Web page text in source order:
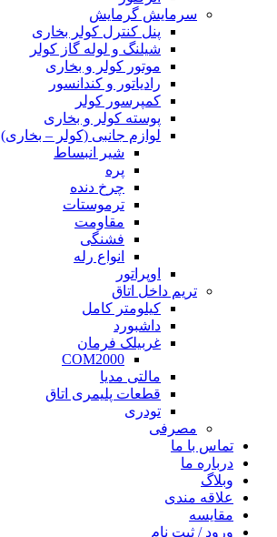
سرمایش گرمایش
پنل کنترل کولر بخاری
شیلنگ و لوله گاز کولر
موتور کولر و بخاری
رادیاتور و کندانسور
کمپرسور کولر
پوسته کولر و بخاری
لوازم جانبی (کولر – بخاری)
شیر انبساط
پره
چرخ دنده
ترموستات
مقاومت
فشنگی
انواع رله
اوپراتور
تریم داخل اتاق
کیلومتر کامل
داشبورد
غربیلک فرمان
COM2000
مالتی مدیا
قطعات پلیمری اتاق
تودری
مصرفی
تماس با ما
درباره ما
وبلاگ
علاقه مندی
مقايسه
ورود / ثبت نام